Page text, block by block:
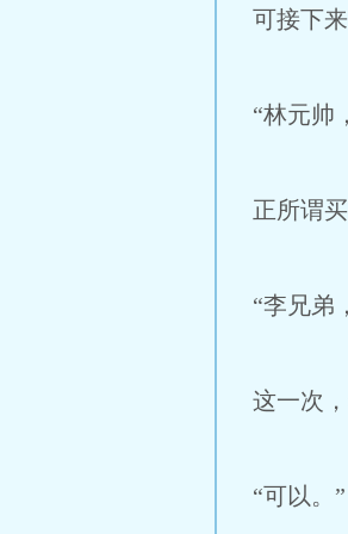
可接下
“林元帅
正所谓
“李兄弟
这一次
“可以。”